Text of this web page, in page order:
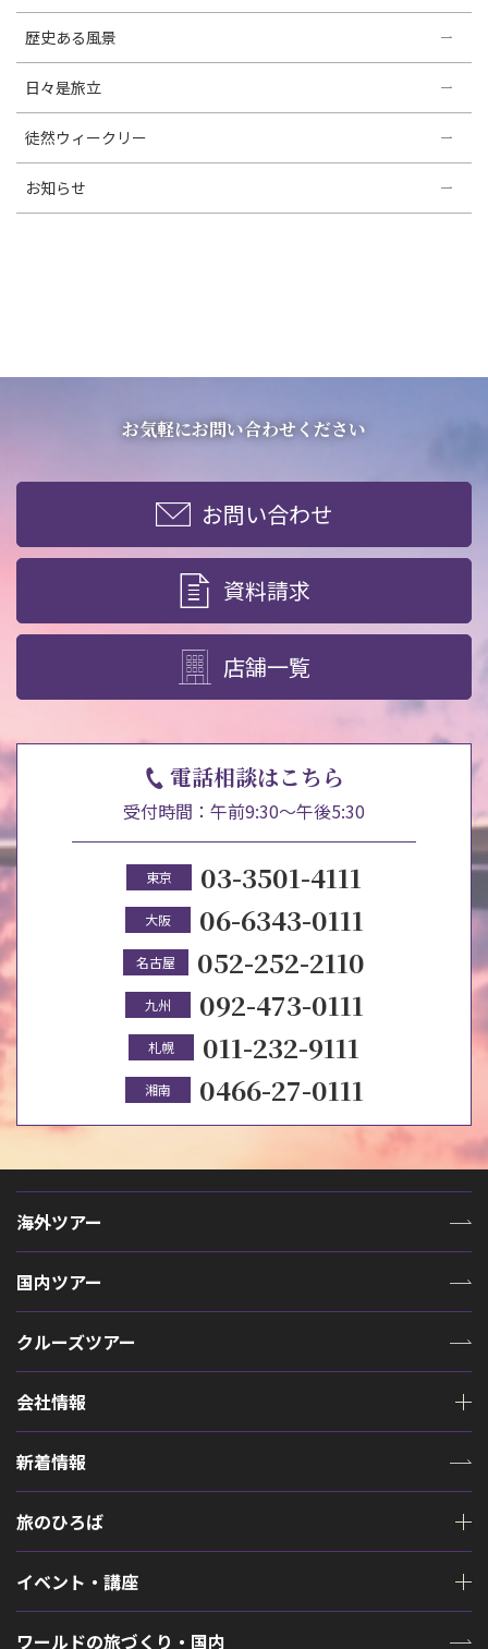
歴史ある風景
日々是旅立
徒然ウィークリー
お知らせ
お気軽にお問い合わせください
お問い合わせ
資料請求
店舗一覧
電話相談はこちら
受付時間：午前9:30～午後5:30
東京 03-3501-4111
大阪 06-6343-0111
名古屋 052-252-2110
九州 092-473-0111
札幌 011-232-9111
湘南 0466-27-0111
海外ツアー
国内ツアー
クルーズツアー
会社情報
新着情報
旅のひろば
イベント・講座
ワールドの旅づくり・国内